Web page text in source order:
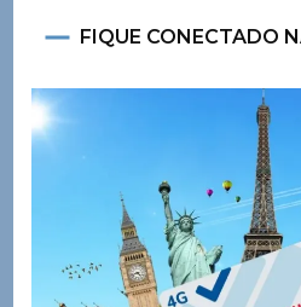
FIQUE CONECTADO